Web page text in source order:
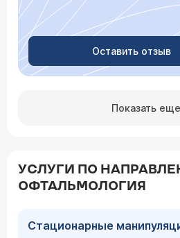
Оставить отзыв
Показать еще
УСЛУГИ ПО
ОФТАЛЬМОЛОГИЯ
Стационарные